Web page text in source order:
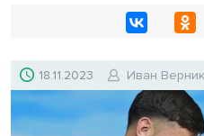
18.11.2023 Иван Верник